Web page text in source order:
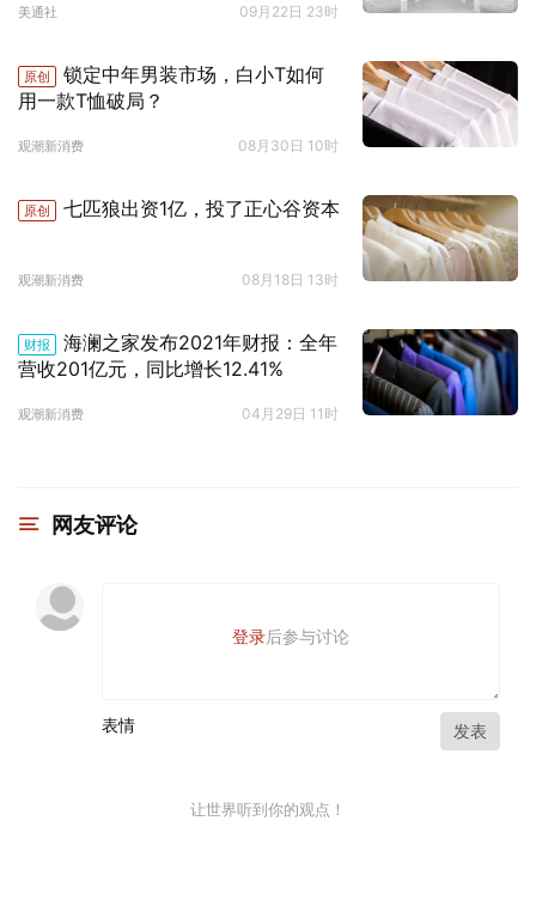
美通社 09月22日 23时
原创
锁定中年男装市场，白小T如何
用一款T恤破局？
观潮新消费 08月30日 10时
原创 七匹狼出资1亿，投了正心谷资本
观潮新消费 08月18日 13时
财报
海澜之家发布2021年财报：全年
营收201亿元，同比增长12.41%
观潮新消费 04月29日 11时
网友评论
登录后参与讨论
表情 发表
让世界听到你的观点！